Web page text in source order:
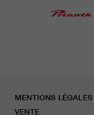
MENTIONS
VENTE